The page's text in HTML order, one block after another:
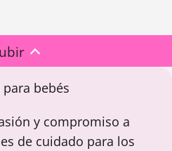
bebés
y compromiso a
de cuidado para los